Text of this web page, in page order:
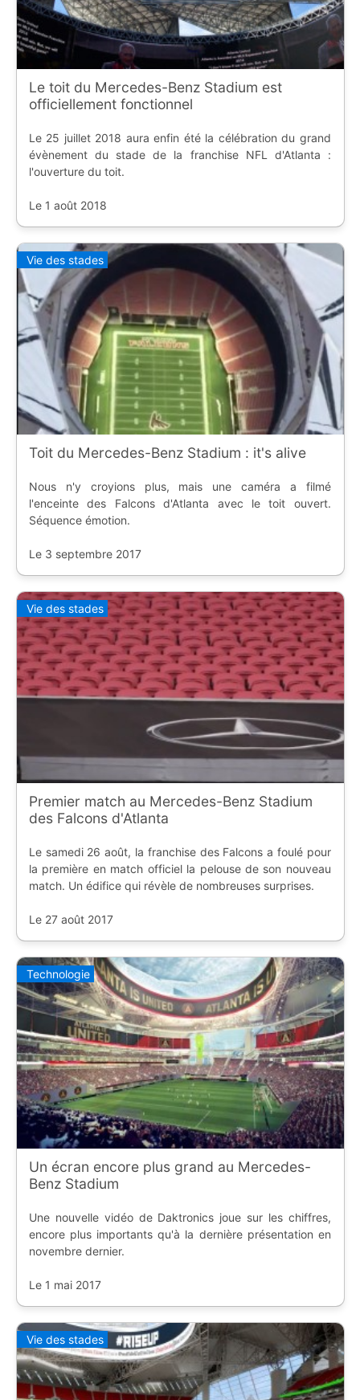
Le toit du Mercedes-Benz Stadium est
officiellement fonctionnel
Le 25 juillet 2018 aura enfin été la célébration du grand
évènement du stade de la franchise NFL d'Atlanta :
l'ouverture du toit.
Le 1 août 2018
Vie des stades
Toit du Mercedes-Benz Stadium : it's alive
Nous n'y croyions plus, mais une caméra a filmé
l'enceinte des Falcons d'Atlanta avec le toit ouvert.
Séquence émotion.
Le 3 septembre 2017
Vie des stades
Premier match au Mercedes-Benz Stadium
des Falcons d'Atlanta
Le samedi 26 août, la franchise des Falcons a foulé pour
la première en match officiel la pelouse de son nouveau
match. Un édifice qui révèle de nombreuses surprises.
Le 27 août 2017
Technologie
Un écran encore plus grand au Mercedes-
Benz Stadium
Une nouvelle vidéo de Daktronics joue sur les chiffres,
encore plus importants qu'à la dernière présentation en
novembre dernier.
Le 1 mai 2017
Vie des stades